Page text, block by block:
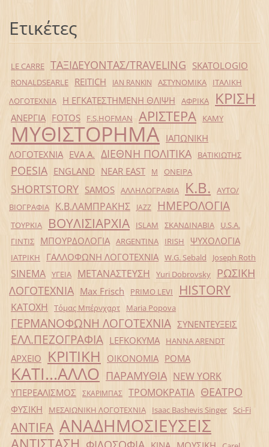
Ετικέτες
LE CARRE ΤΑΞΙΔΕΥΟΝΤΑΣ/TRAVELING SKATOLOGIO
RONALDSEARLE REITICH IAN RANKIN ΑΣΤΥΝΟΜΙΚΑ
ΙΤΑΛΙΚΗ
ΛΟΓΟΤΕΧΝΙΑ
Η ΕΓΚΑΤΕΣΤΗΜΕΝΗ ΘΛΙΨΗ ΑΦΡΙΚΑ ΚΡΙΣΗ
ΑΝΕΡΓΙΑ FOTOS F.S.HOFMAN ΑΡΙΣΤΕΡΑ ΚΑΜΥ
ΜΥΘΙΣΤΟΡΗΜΑ ΙΑΠΩΝΙΚΗ
ΛΟΓΟΤΕΧΝΙΑ EVA Α. ΔΙΕΘΝΗ ΠΟΛΙΤΙΚΑ ΒΑΤΙΚΙΩΤΗΣ
POESIA ENGLAND NEAR EAST Μ ΟΝΕΙΡΑ
SHORTSTORY SAMOS ΑΛΛΗΛΟΓΡΑΦΙΑ Κ.Β.
ΑΥΤΟ/
ΒΙΟΓΡΑΦΙΑ
Κ.Β.ΛΑΜΠΡΑΚΗΣ JAZZ ΗΜΕΡΟΛΟΓΙΑ
ΤΟΥΡΚΙΑ ΒΟΥΛΙΣΙΑΡΧΙΑ ISLAM ΣΚΑΝΔΙΝΑΒΙΑ
U.S.A.
ΓΙΝΤΙΣ
ΜΠΟΥΡΔΟΛΟΓΙΑ ARGENTINA IRISH ΨΥΧΟΛΟΓΙΑ
ΙΑΤΡΙΚΗ ΓΑΛΛΟΦΩΝΗ ΛΟΓΟΤΕΧΝΙΑ W.G. Sebald Joseph Roth
SINEMA ΥΓΕΙΑ ΜΕΤΑΝΑΣΤΕΥΣΗ Yuri Dobrovsky
ΡΩΣΙΚΗ
ΛΟΓΟΤΕΧΝΙΑ Max Frisch PRIMO LEVI HISTORY
ΚΑΤΟΧΗ Τόμας Μπέρνχαρτ Maria Popova
ΓΕΡΜΑΝΟΦΩΝΗ ΛΟΓΟΤΕΧΝΙΑ ΣΥΝΕΝΤΕΥΞΕΙΣ
ΕΛΛ.ΠΕΖΟΓΡΑΦΙΑ LEFKOKYMA HANNA ARENDT
ΑΡΧΕΙΟ ΚΡΙΤΙΚΗ ΟΙΚΟΝΟΜΙΑ ΡΟΜΑ
ΚΑΤΙ...ΑΛΛΟ ΠΑΡΑΜΥΘΙΑ NEW YORK
ΥΠΕΡΕΑΛΙΣΜΟΣ ΣΚΑΡΙΜΠΑΣ ΤΡΟΜΟΚΡΑΤΙΑ ΘΕΑΤΡΟ
ΦΥΣΙΚΗ ΜΕΣΑΙΩΝΙΚΗ ΛΟΓΟΤΕΧΝΙΑ Isaac Bashevis Singer Sci-Fi
ANTIFA ΑΝΑΔΗΜΟΣΙΕΥΣΕΙΣ